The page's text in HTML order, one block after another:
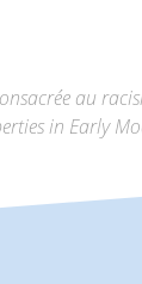
au
in Early